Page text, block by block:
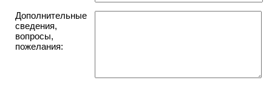
Дополнительные
сведения,
вопросы,
пожелания: